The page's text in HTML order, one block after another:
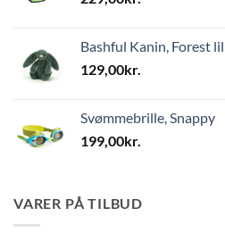
Bashful Kanin, Forest
129,00kr.
Svømmebrille, Snappy
199,00kr.
VARER PÅ TILBUD